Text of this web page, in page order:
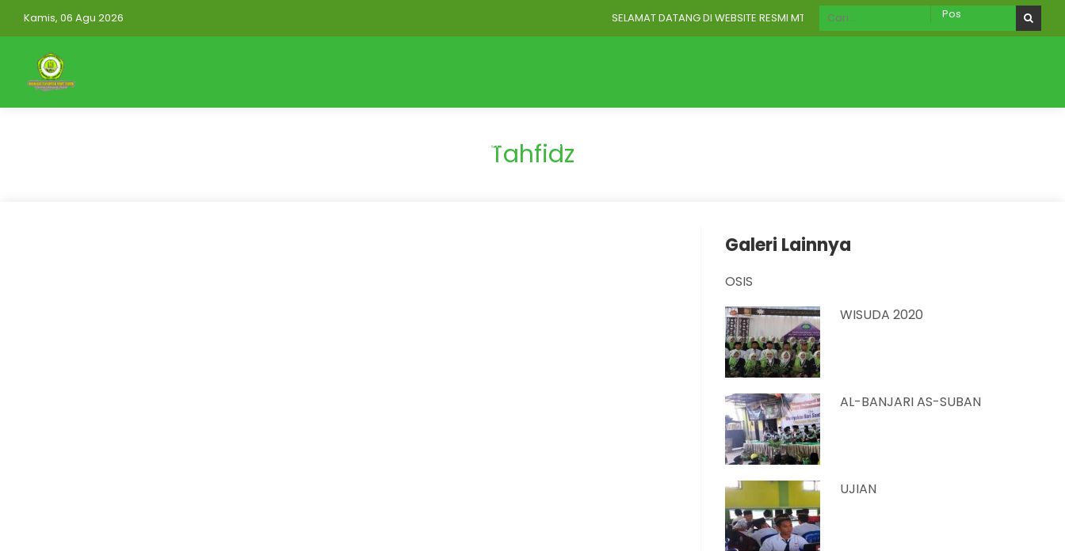
Kamis, 06 Agu 2026 SELAMAT DATANG DI WEBSITE RESMI MTS NURUT TAUHID WONOREJO
Akademik BLOG STRUKTUR
Tahfidz
Galeri Lainnya
OSIS
WISUDA 2020
AL-BANJARI AS-SUBAN
UJIAN